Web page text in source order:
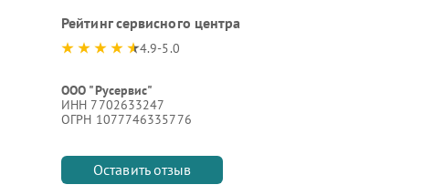
Рейтинг сервисного центра
4.9-5.0
ООО "Русервис"
ИНН 7702633247
ОГРН 1077746335776
Оставить отзыв